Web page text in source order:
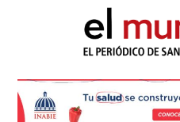
El Munícipe